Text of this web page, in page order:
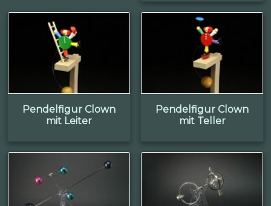
Pendelfigur Clown
mit Leiter
Pendelfigur Clown
mit Teller